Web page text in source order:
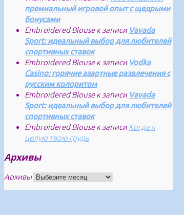
премиальный игровой опыт с щедрыми
бонусами
Embroidered Blouseк записи Vavada
Sport: идеальный выбор для любителей
спортивных ставок
Embroidered Blouseк записи Vodka
Casino: горячие азартные развлечения с
русским колоритом
Embroidered Blouseк записи Vavada
Sport: идеальный выбор для любителей
спортивных ставок
Embroidered Blouseк записиКогда я
целую твою грудь
Архивы
Архивы